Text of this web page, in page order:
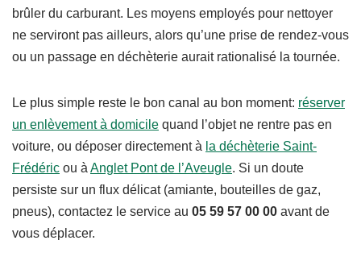
brûler du carburant. Les moyens employés pour nettoyer
ne serviront pas ailleurs, alors qu’une prise de rendez-vous
ou un passage en déchèterie aurait rationalisé la tournée.
Le plus simple reste le bon canal au bon moment: réserver
un enlèvement à domicile quand l’objet ne rentre pas en
voiture, ou déposer directement à la déchèterie Saint-
Frédéric ou à Anglet Pont de l’Aveugle. Si un doute
persiste sur un flux délicat (amiante, bouteilles de gaz,
pneus), contactez le service au 05 59 57 00 00 avant de
vous déplacer.